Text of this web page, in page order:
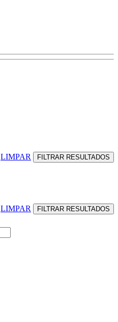
LIMPAR
LIMPAR